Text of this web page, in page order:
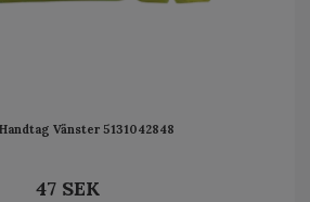
Vänster 5131042848
47 SEK